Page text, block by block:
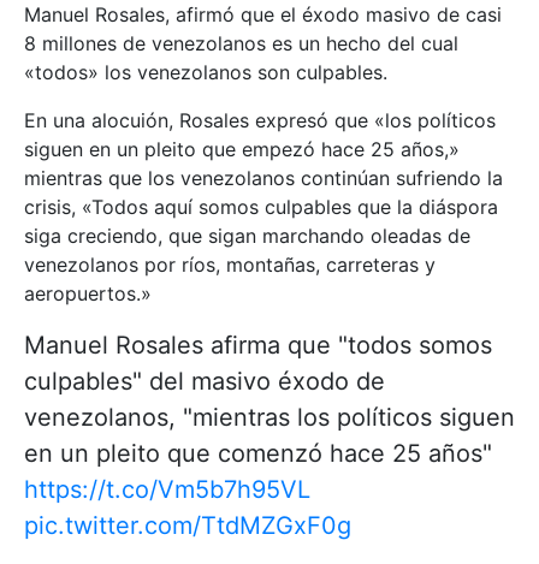
Manuel Rosales, afirmó que el éxodo masivo de casi
8 millones de venezolanos es un hecho del cual
«todos» los venezolanos son culpables.
En una alocuión, Rosales expresó que «los políticos
siguen en un pleito que empezó hace 25 años,»
mientras que los venezolanos continúan sufriendo la
crisis, «Todos aquí somos culpables que la diáspora
siga creciendo, que sigan marchando oleadas de
venezolanos por ríos, montañas, carreteras y
aeropuertos.»
Manuel Rosales afirma que "todos somos
culpables" del masivo éxodo de
venezolanos, "mientras los políticos siguen
en un pleito que comenzó hace 25 años"
https://t.co/Vm5b7h95VL
pic.twitter.com/TtdMZGxF0g